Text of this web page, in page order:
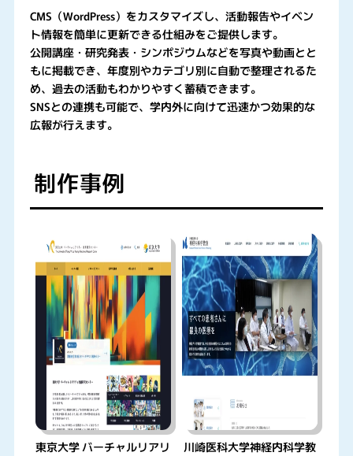
CMS（WordPress）をカスタマイズし、活動報告やイベン
ト情報を簡単に更新できる仕組みをご提供します。
公開講座・研究発表・シンポジウムなどを写真や動画とと
もに掲載でき、年度別やカテゴリ別に自動で整理されるた
め、過去の活動もわかりやすく蓄積できます。
SNSとの連携も可能で、学内外に向けて迅速かつ効果的な
広報が行えます。
制作事例
東京大学 バーチャルリアリ
川崎医科大学神経内科学教